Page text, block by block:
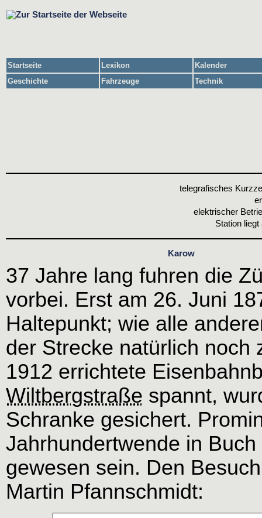
Startseite Lexikon
Kalender
Geschichte
Fahrzeuge Technik
telegrafisches
elektrischer
Station liegt
Karow
37 Jahre lang fuhren die
vorbei. Erst am 26. Juni
Haltepunkt; wie alle
der Strecke natürlich noch
1912 errichtete
Wiltbergstraße spannt,
Schranke gesichert.
Jahrhundertwende in
gewesen sein. Den
Martin Pfannschmidt: